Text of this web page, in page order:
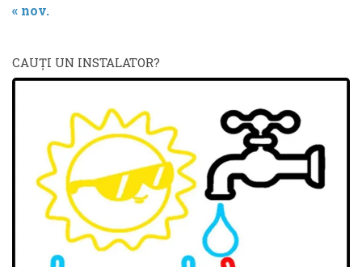
« nov.
CAUŢI UN INSTALATOR?